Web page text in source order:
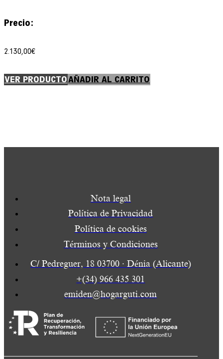
Precio:
2.130,00€
VER PRODUCTOAÑADIR AL CARRITO
Nota legal
Política de Privacidad
Política de cookies
Términos y Condiciones
C/ Pedreguer, 18 03700 · Dénia (Alicante)
+(34) 966 435 301
emiden@hogarguti.com